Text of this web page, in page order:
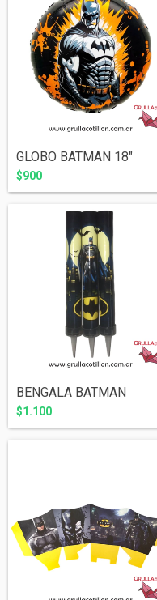
GLOBO BATMAN 18"
$900
BENGALA BATMAN
$1.100